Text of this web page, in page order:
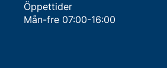
Öppettider
Mån-fre 07:00-16:00